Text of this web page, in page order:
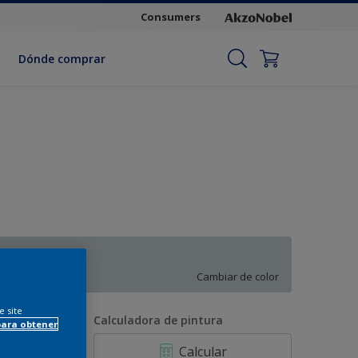
Consumers
Dónde comprar
Cambiar de color
Calculadora de pintura
Calcular
site
obtener